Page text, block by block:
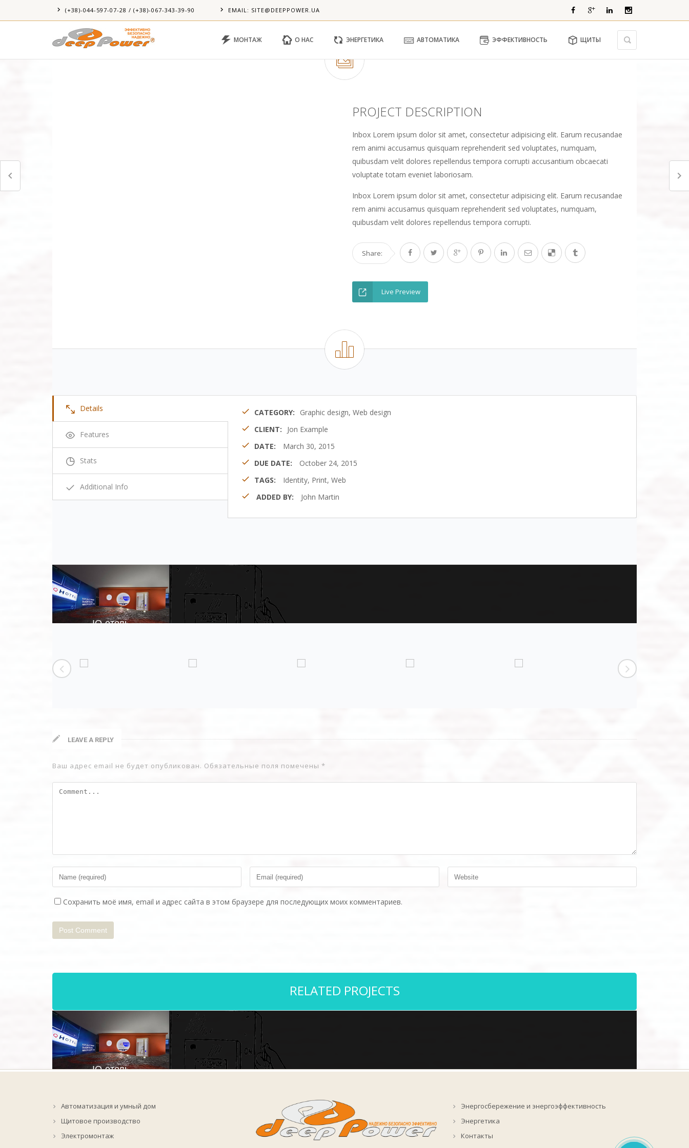
(+38)-044-597-07-28 / (+38)-067-343-39-90 EMAIL: SITE@DEEPPOWER.UA
МОНТАЖ О НАС ЭНЕРГЕТИКА АВТОМАТИКА ЭФФЕКТИВНОСТЬ ЩИТЫ
PROJECT DESCRIPTION
Inbox Lorem ipsum dolor sit amet, consectetur adipisicing elit. Earum recusandae
rem animi accusamus quisquam reprehenderit sed voluptates, numquam,
quibusdam velit dolores repellendus tempora corrupti accusantium obcaecati
voluptate totam eveniet laboriosam.
Inbox Lorem ipsum dolor sit amet, consectetur adipisicing elit. Earum recusandae
rem animi accusamus quisquam reprehenderit sed voluptates, numquam,
quibusdam velit dolores repellendus tempora corrupti.
Share:
Live Preview
Details
Features
Stats
Additional Info
CATEGORY:
Graphic design, Web design
CLIENT:
Jon Example
DATE:
March 30, 2015
DUE DATE:
October 24, 2015
TAGS:
Identity, Print, Web
ADDED BY:
John Martin
IQ-отель
LEAVE A REPLY
Ваш адрес email не будет опубликован. Обязательные поля помечены *
Сохранить моё имя, email и адрес сайта в этом браузере для последующих моих комментариев.
RELATED PROJECTS
IQ-отель
Zoom Explore
Автоматизация и умный дом
Щитовое производство
Электромонтаж
Энергосбережение и энергоэффективность
Энергетика
Контакты